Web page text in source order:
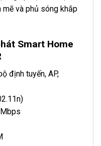
mẽ và phủ sóng khắp
Smart Home
định tuyến, AP,